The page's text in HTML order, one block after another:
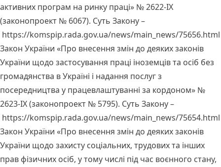
активних програм на ринку праці» № 2622-IX
(законопроект № 6067). Суть Закону –
https://komspip.rada.gov.ua/news/main_news/75656.html
Закон України «Про внесення змін до деяких законів
України щодо застосування праці іноземців та осіб без
громадянства в Україні і надання послуг з
посередництва у працевлаштуванні за кордоном» №
2623-IX (законопроект № 5795). Суть Закону –
https://komspip.rada.gov.ua/news/main_news/75654.html
Закон України «Про внесення змін до деяких законів
України щодо захисту соціальних, трудових та інших
прав фізичних осіб, у тому числі під час воєнного стану,